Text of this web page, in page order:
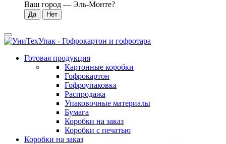
Ваш город — Эль-Монте?
Готовая продукция
Картонные коробки
Гофрокартон
Гофроупаковка
Распродажа
Упаковочные материалы
Бумага
Коробки на заказ
Коробки с печатью
Коробки на заказ